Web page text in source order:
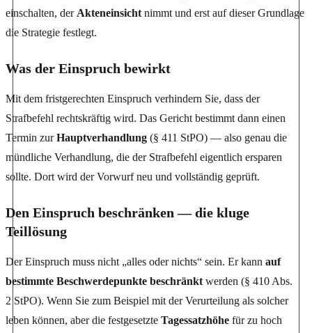
einschalten, der Akteneinsicht nimmt und erst auf dieser Grundlage
die Strategie festlegt.
Was der Einspruch bewirkt
Mit dem fristgerechten Einspruch verhindern Sie, dass der
Strafbefehl rechtskräftig wird. Das Gericht bestimmt dann einen
Termin zurHauptverhandlung (§ 411 StPO) — also genau die
mündliche Verhandlung, die der Strafbefehl eigentlich ersparen
sollte. Dort wird der Vorwurf neu und vollständig geprüft.
Den Einspruch beschränken — die kluge
Teillösung
Der Einspruch muss nicht „alles oder nichts“ sein. Er kann auf
bestimmte Beschwerdepunkte beschränkt werden (§ 410 Abs.
2 StPO). Wenn Sie zum Beispiel mit der Verurteilung als solcher
leben können, aber die festgesetzte Tagessatzhöhe für zu hoch